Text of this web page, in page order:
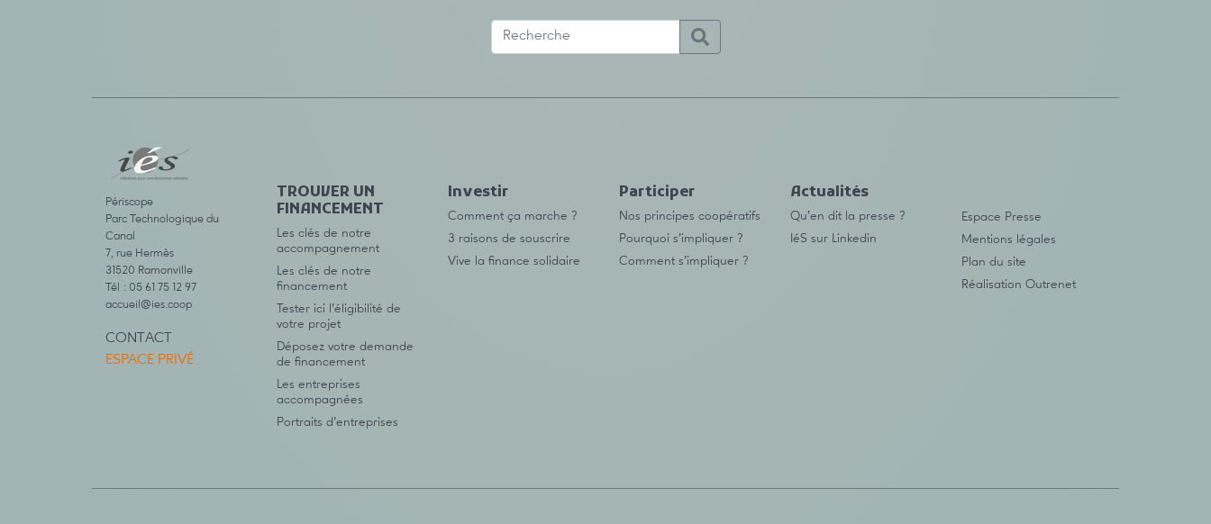
Périscope
Parc Technologique du
Canal
7, rue Hermès
31520 Ramonville
Tél : 05 61 75 12 97
accueil@ies.coop
CONTACT
ESPACE PRIVÉ
TROUVER UN
FINANCEMENT
Les clés de notre
accompagnement
Les clés de notre
financement
Tester ici l’éligibilité de
votre projet
Déposez votre demande
de financement
Les entreprises
accompagnées
Portraits d’entreprises
Investir
Comment ça marche ?
3 raisons de souscrire
Vive la finance solidaire
Participer
Nos principes coopératifs
Pourquoi s’impliquer ?
Comment s’impliquer ?
Actualités
Qu’en dit la presse ?
IéS sur Linkedin
Espace Presse
Mentions légales
Plan du site
Réalisation Outrenet